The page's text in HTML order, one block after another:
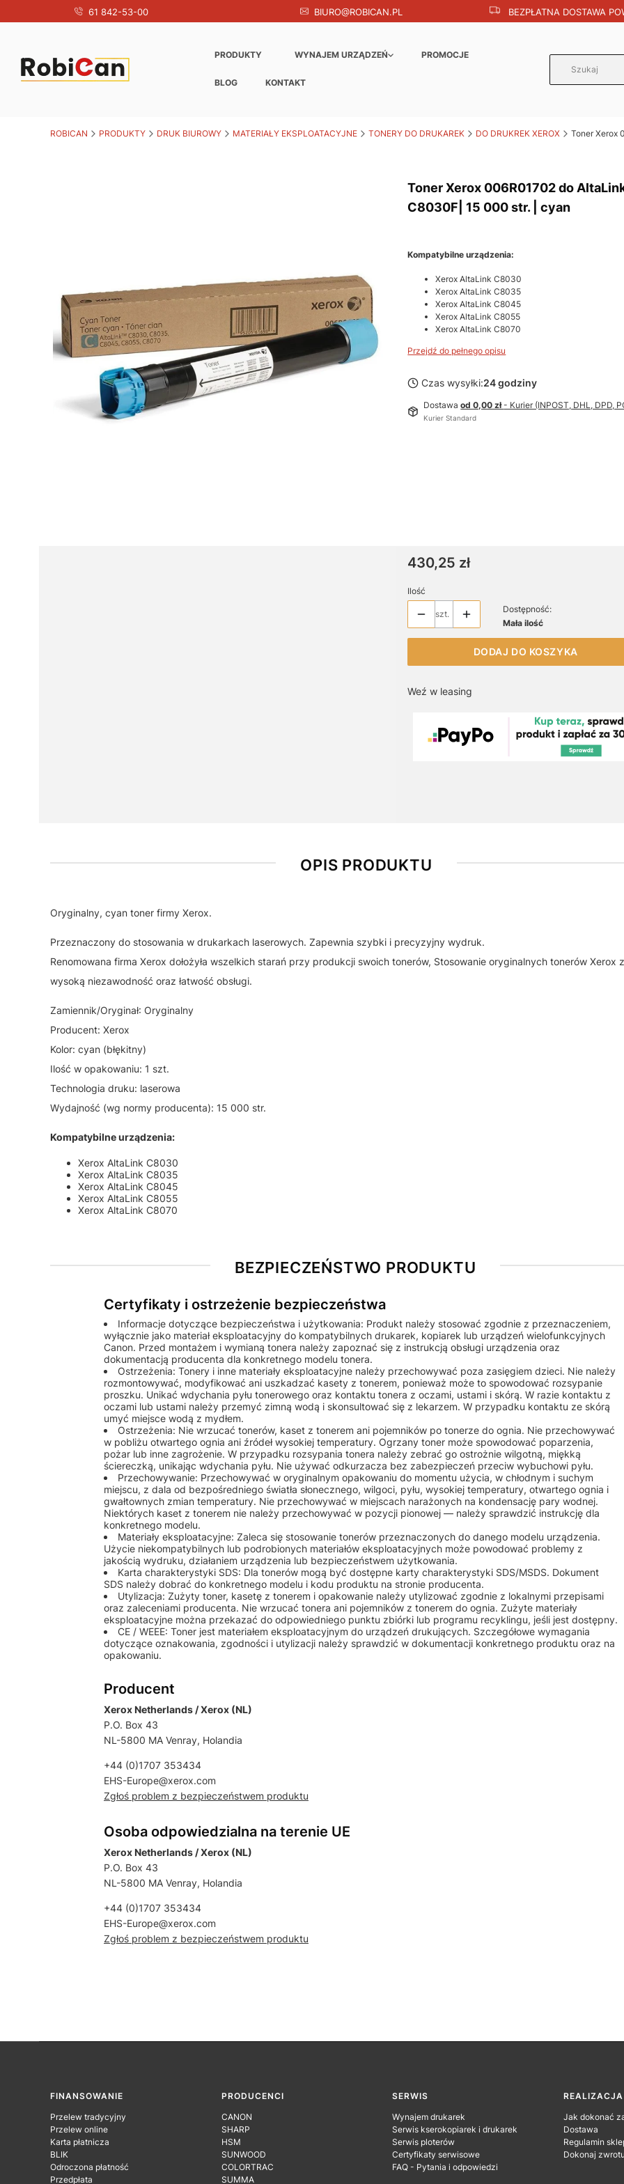
61 842-53-00 BIURO@ROBICAN.PL BEZPŁATNA DOSTAWA
PRODUKTY WYNAJEM URZĄDZEŃ PROMOCJE
BLOG KONTAKT
ROBICAN PRODUKTY DRUK BIUROWY MATERIAŁY EKSPLOATACYJNE TONERY DO DRUKAREK DO DRUKREK XEROX Toner Xerox
Toner Xerox 006R01702 do
C8030F| 15 000 str. | cyan
Kompatybilne urządzenia:
Xerox AltaLink C8030
Xerox AltaLink C8035
Xerox AltaLink C8045
Xerox AltaLink C8055
Xerox AltaLink C8070
Przejdź do pełnego opisu
Czas wysyłki:24 godziny
Dostawaod 0,00 zł- Kurier (INPOST, DHL, DPD,
Kurier Standard
Cena
430,25 zł
Ilość
szt.
Dostępność:
Mała ilość
DODAJ DO KOSZYKA
Weź w leasing
OPIS PRODUKTU
Oryginalny, cyan toner firmy Xerox.
Przeznaczony do stosowania w drukarkach laserowych. Zapewnia szybki i precyzyjny wydruk.
Renomowana firma Xerox dołożyła wszelkich starań przy produkcji swoich tonerów, Stosowanie oryginalnych tonerów Xerox
wysoką niezawodność oraz łatwość obsługi.
Zamiennik/Oryginał: Oryginalny
Producent: Xerox
Kolor: cyan (błękitny)
Ilość w opakowaniu: 1 szt.
Technologia druku: laserowa
Wydajność (wg normy producenta): 15 000 str.
Kompatybilne urządzenia:
Xerox AltaLink C8030
Xerox AltaLink C8035
Xerox AltaLink C8045
Xerox AltaLink C8055
Xerox AltaLink C8070
BEZPIECZEŃSTWO PRODUKTU
Certyfikaty i ostrzeżenie bezpieczeństwa
Informacje dotyczące bezpieczeństwa i użytkowania: Produkt należy stosować zgodnie z przeznaczeniem,
wyłącznie jako materiał eksploatacyjny do kompatybilnych drukarek, kopiarek lub urządzeń wielofunkcyjnych
Canon. Przed montażem i wymianą tonera należy zapoznać się z instrukcją obsługi urządzenia oraz
dokumentacją producenta dla konkretnego modelu tonera.
Ostrzeżenia: Tonery i inne materiały eksploatacyjne należy przechowywać poza zasięgiem dzieci. Nie należy
rozmontowywać, modyfikować ani uszkadzać kasety z tonerem, ponieważ może to spowodować rozsypanie
proszku. Unikać wdychania pyłu tonerowego oraz kontaktu tonera z oczami, ustami i skórą. W razie kontaktu z
oczami lub ustami należy przemyć zimną wodą i skonsultować się z lekarzem. W przypadku kontaktu ze skórą
umyć miejsce wodą z mydłem.
Ostrzeżenia: Nie wrzucać tonerów, kaset z tonerem ani pojemników po tonerze do ognia. Nie przechowywać
w pobliżu otwartego ognia ani źródeł wysokiej temperatury. Ogrzany toner może spowodować poparzenia,
pożar lub inne zagrożenie. W przypadku rozsypania tonera należy zebrać go ostrożnie wilgotną, miękką
ściereczką, unikając wdychania pyłu. Nie używać odkurzacza bez zabezpieczeń przeciw wybuchowi pyłu.
Przechowywanie: Przechowywać w oryginalnym opakowaniu do momentu użycia, w chłodnym i suchym
miejscu, z dala od bezpośredniego światła słonecznego, wilgoci, pyłu, wysokiej temperatury, otwartego ognia i
gwałtownych zmian temperatury. Nie przechowywać w miejscach narażonych na kondensację pary wodnej.
Niektórych kaset z tonerem nie należy przechowywać w pozycji pionowej — należy sprawdzić instrukcję dla
konkretnego modelu.
Materiały eksploatacyjne: Zaleca się stosowanie tonerów przeznaczonych do danego modelu urządzenia.
Użycie niekompatybilnych lub podrobionych materiałów eksploatacyjnych może powodować problemy z
jakością wydruku, działaniem urządzenia lub bezpieczeństwem użytkowania.
Karta charakterystyki SDS: Dla tonerów mogą być dostępne karty charakterystyki SDS/MSDS. Dokument
SDS należy dobrać do konkretnego modelu i kodu produktu na stronie producenta.
Utylizacja: Zużyty toner, kasetę z tonerem i opakowanie należy utylizować zgodnie z lokalnymi przepisami
oraz zaleceniami producenta. Nie wrzucać tonera ani pojemników z tonerem do ognia. Zużyte materiały
eksploatacyjne można przekazać do odpowiedniego punktu zbiórki lub programu recyklingu, jeśli jest dostępny.
CE / WEEE: Toner jest materiałem eksploatacyjnym do urządzeń drukujących. Szczegółowe wymagania
dotyczące oznakowania, zgodności i utylizacji należy sprawdzić w dokumentacji konkretnego produktu oraz na
opakowaniu.
Producent
Xerox Netherlands / Xerox (NL)
P.O. Box 43
NL-5800 MA Venray, Holandia
+44 (0)1707 353434
EHS-Europe@xerox.com
Zgłoś problem z bezpieczeństwem produktu
Osoba odpowiedzialna na terenie UE
Xerox Netherlands / Xerox (NL)
P.O. Box 43
NL-5800 MA Venray, Holandia
+44 (0)1707 353434
EHS-Europe@xerox.com
Zgłoś problem z bezpieczeństwem produktu
Linki w stopce
FINANSOWANIE
Przelew tradycyjny
Przelew online
Karta płatnicza
BLIK
Odroczona płatność
Przedpłata
PRODUCENCI
CANON
SHARP
HSM
SUNWOOD
COLORTRAC
SUMMA
SERWIS
Wynajem drukarek
Serwis kserokopiarek i drukarek
Serwis ploterów
Certyfikaty serwisowe
FAQ - Pytania i odpowiedzi
Jak dokonać
Dostawa
Regulamin
Dokonaj zwrotu